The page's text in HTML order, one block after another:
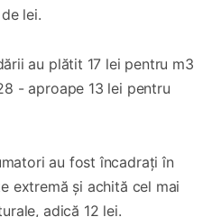
lei.
au plătit 17 lei pentru m3
- aproape 13 lei pentru
au fost încadrați în
extremă și achită cel mai
adică 12 lei.